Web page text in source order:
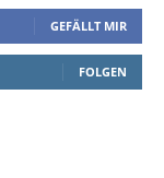
GEFÄLLT MIR
FOLGEN